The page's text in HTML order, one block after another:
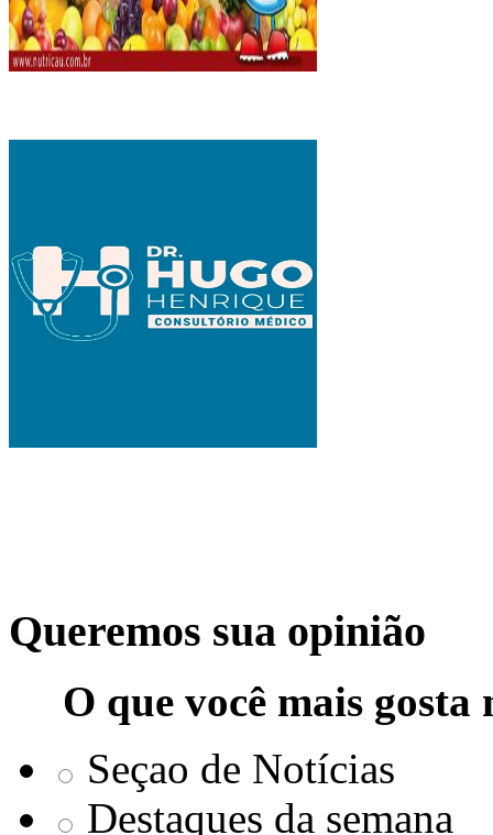
Queremos sua opinião
O que você mais
Seçao de Notícias
Destaques da semana